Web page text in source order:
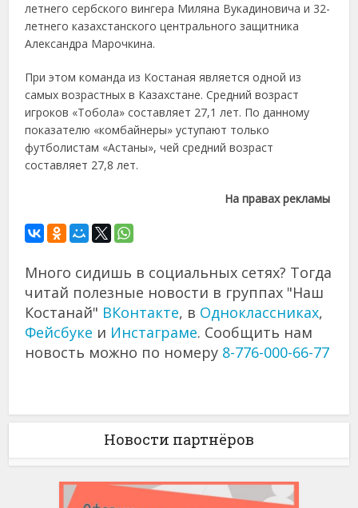
летнего сербского вингера Миляна Вукадиновича и 32-
летнего казахстанского центрального защитника
Александра Марочкина.
При этом команда из Костаная является одной из
самых возрастных в Казахстане. Средний возраст
игроков «Тобола» составляет 27,1 лет. По данному
показателю «комбайнеры» уступают только
футболистам «Астаны», чей средний возраст
составляет 27,8 лет.
На правах рекламы
Много сидишь в социальных сетях? Тогда
читай полезные новости в группах "Наш
Костанай" ВКонтакте, в Одноклассниках,
Фейсбуке и Инстаграме. Сообщить нам
новость можно по номеру 8-776-000-66-77
Новости партнёров